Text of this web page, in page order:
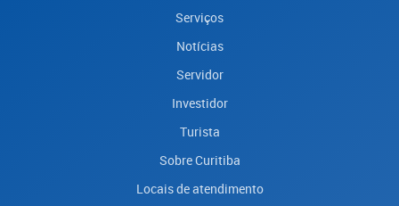
Serviços
Notícias
Servidor
Investidor
Turista
Sobre Curitiba
Locais de atendimento